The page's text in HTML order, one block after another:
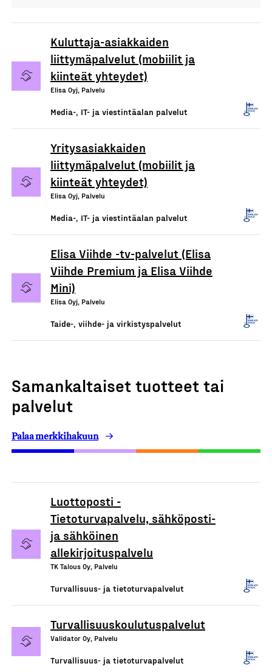
Kuluttaja-asiakkaiden
liittymäpalvelut (mobiilit ja
kiinteät yhteydet)
Elisa Oyj, Palvelu
Media-, IT- ja viestintäalan palvelut
Yritysasiakkaiden
liittymäpalvelut (mobiilit ja
kiinteät yhteydet)
Elisa Oyj, Palvelu
Media-, IT- ja viestintäalan palvelut
Elisa Viihde -tv-palvelut (Elisa
Viihde Premium ja Elisa Viihde
Mini)
Elisa Oyj, Palvelu
Taide-, viihde- ja virkistyspalvelut
Samankaltaiset tuotteet tai
palvelut
Palaa merkkihakuun
Luottoposti -
Tietoturvapalvelu, sähköposti-
ja sähköinen
allekirjoituspalvelu
TK Talous Oy, Palvelu
Turvallisuus- ja tietoturvapalvelut
Turvallisuuskoulutuspalvelut
Validator Oy, Palvelu
Turvallisuus- ja tietoturvapalvelut